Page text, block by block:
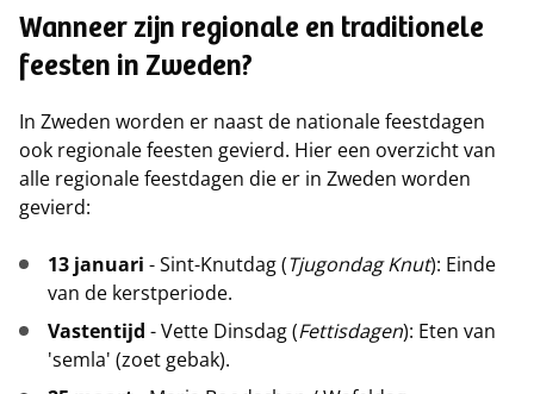
Wanneer zijn regionale en traditionele
feesten in Zweden?
In Zweden worden er naast de nationale feestdagen
ook regionale feesten gevierd. Hier een overzicht van
alle regionale feestdagen die er in Zweden worden
gevierd:
13 januari - Sint-Knutdag (Tjugondag Knut): Einde
van de kerstperiode.
Vastentijd - Vette Dinsdag (Fettisdagen): Eten van
'semla' (zoet gebak).